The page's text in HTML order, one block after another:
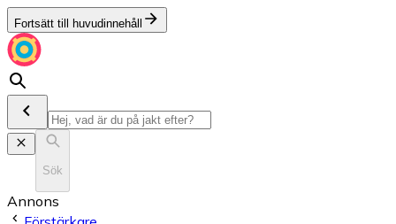
Fortsätt till huvudinnehåll
Sök
Annons